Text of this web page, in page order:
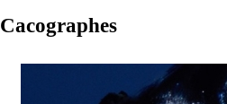
Cacographes